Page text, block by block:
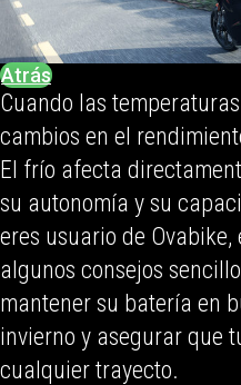
Atrás
Cuando las
cambios en el
El frío afecta
su autonomía y su
eres usuario de
algunos consejos
mantener su batería en
invierno y asegurar que
cualquier trayecto.